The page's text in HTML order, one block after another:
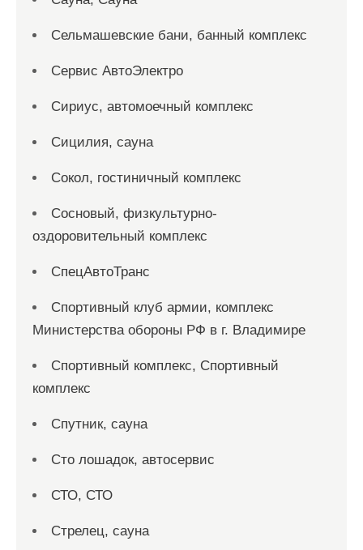
Сельмашевские бани, банный комплекс
Сервис АвтоЭлектро
Сириус, автомоечный комплекс
Сицилия, сауна
Сокол, гостиничный комплекс
Сосновый, физкультурно-
оздоровительный комплекс
СпецАвтоТранс
Спортивный клуб армии, комплекс
Министерства обороны РФ в г. Владимире
Спортивный комплекс, Спортивный
комплекс
Спутник, сауна
Сто лошадок, автосервис
СТО, СТО
Стрелец, сауна